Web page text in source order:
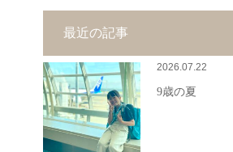
最近の記事
2026.07.22
9歳の夏